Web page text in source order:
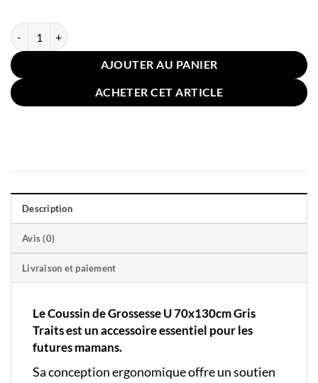
quantité de Coussin de Grossesse U 70x130cm Gris Traits
AJOUTER AU PANIER
ACHETER CET ARTICLE
Description
Avis (0)
Livraison et paiement
Le Coussin de Grossesse U 70x130cm Gris
Traits est un accessoire essentiel pour les
futures mamans.
Sa conception ergonomique offre un soutien